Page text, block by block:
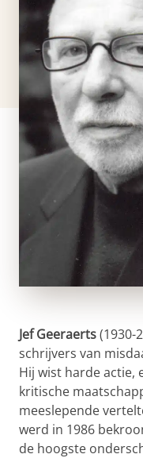
Jef Geeraerts(1930-
schrijvers van
Hij wist harde actie,
kritische
meeslepende
werd in 1986
de hoogste